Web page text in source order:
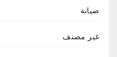
صيانة
غير مصنف